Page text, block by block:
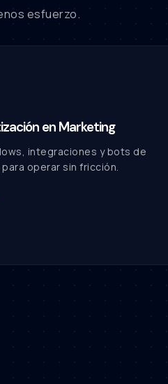
esfuerzo.
en Marketing
integraciones y bots de
operar sin fricción.